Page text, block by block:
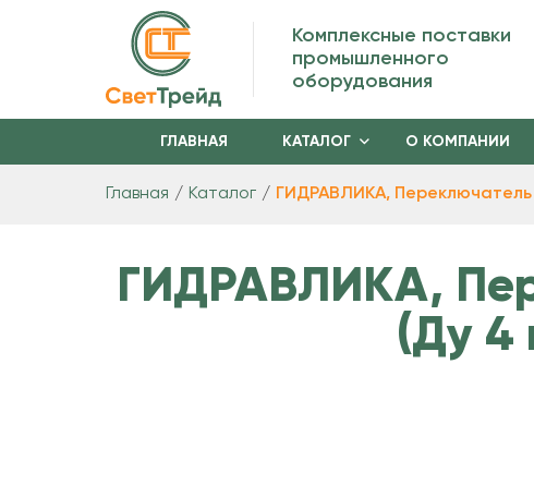
Комплексные поставки
промышленного
оборудования
ГЛАВНАЯ КАТАЛОГ О КОМПАНИИ
Главная Каталог ГИДРАВЛИКА,
ГИДРАВЛИКА,
(Ду 4